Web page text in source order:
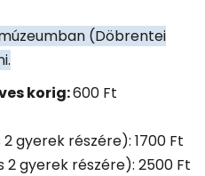
(Döbrentei
korig:600 Ft
gyerek részére): 1700 Ft
2 gyerek részére): 2500 Ft